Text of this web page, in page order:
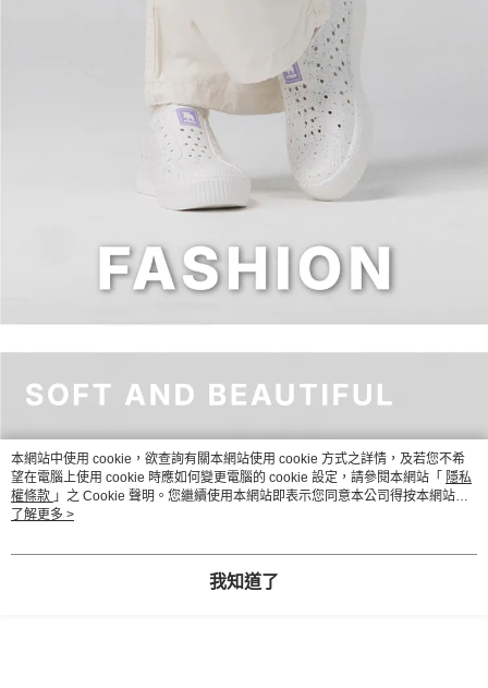
本網站中使用 cookie，欲查詢有關本網站使用 cookie 方式之詳情，及若您不希
望在電腦上使用 cookie 時應如何變更電腦的 cookie 設定，請參閱本網站「 隱私
權條款 」之 Cookie 聲明。您繼續使用本網站即表示您同意本公司得按本網站使
用條款之 Cookie 聲明使用 cookie。
了解更多 >
我知道了